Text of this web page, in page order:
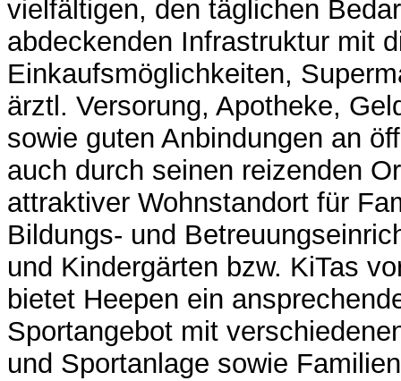
vielfältigen, den täglichen
abdeckenden Infrastruktur mit
Einkaufsmöglichkeiten,
ärztl. Versorung, Apotheke,
sowie guten Anbindungen an
auch durch seinen reizenden
attraktiver Wohnstandort für
Bildungs- und
und Kindergärten bzw. KiTas
bietet Heepen ein
Sportangebot mit
und Sportanlage sowie